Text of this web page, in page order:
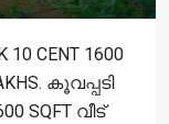
10 CENT 1600
കൂവപ്പടി
SQFT വീട്